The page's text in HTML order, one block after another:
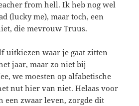
from hell. Ik heb nog wel
(lucky me), maar toch, een
die mevrouw Truus.
uitkiezen waar je gaat zitten
jaar, maar zo niet bij
we moesten op alfabetische
nut hier van niet. Helaas voor
een zwaar leven, zorgde dit